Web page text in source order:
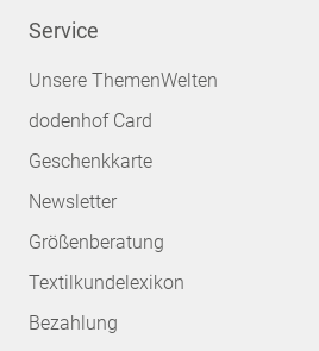
Service
Unsere ThemenWelten
dodenhof Card
Geschenkkarte
Newsletter
Größenberatung
Textilkundelexikon
Bezahlung